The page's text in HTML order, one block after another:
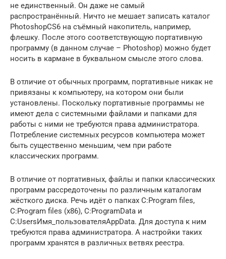
не единственный. Он даже не самый
распространённый. Ничто не мешает записать каталог
PhotoshopCS6 на съёмный накопитель, например,
флешку. После этого соответствующую портативную
программу (в данном случае – Photoshop) можно будет
носить в кармане в буквальном смысле этого слова.
В отличие от обычных программ, портативные никак не
привязаны к компьютеру, на котором они были
установлены. Поскольку портативные программы не
имеют дела с системными файлами и папками для
работы с ними не требуются права администратора.
Потребление системных ресурсов компьютера может
быть существенно меньшим, чем при работе
классических программ.
В отличие от портативных, файлы и папки классических
программ рассредоточены по различным каталогам
жёсткого диска. Речь идёт о папках C:Program files,
C:Program files (x86), C:ProgramData и
C:UsersИмя_пользователяAppData. Для доступа к ним
требуются права администратора. А настройки таких
программ хранятся в различных ветвях реестра.